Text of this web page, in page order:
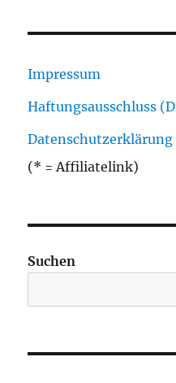
Impressum
Haftungsausschluss
Datenschutzerklärung
(* = Affiliatelink)
Suchen